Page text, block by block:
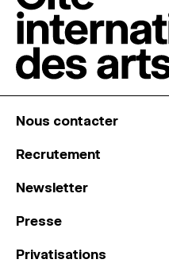
Nous contacter
Recrutement
Newsletter
Presse
Privatisations